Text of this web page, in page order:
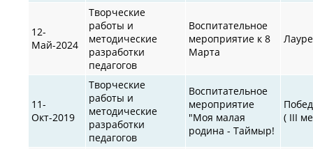
12-
Май-2024
Творческие
работы и
методические
разработки
педагогов
Воспитательное
мероприятие к 8
Марта
11-
Окт-2019
Творческие
работы и
методические
разработки
педагогов
Воспитательное
мероприятие
"Моя малая
родина - Таймыр!
( III